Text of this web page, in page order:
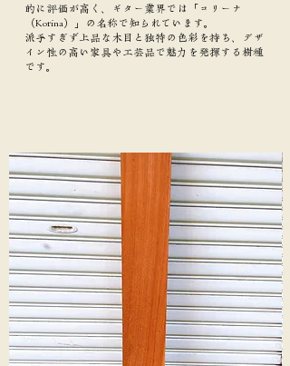
的に評価が高く、ギター業界では「コリーナ
（Korina）」の名称で知られています。
派手すぎず上品な木目と独特の色彩を持ち、デザ
イン性の高い家具や工芸品で魅力を発揮する樹種
です。